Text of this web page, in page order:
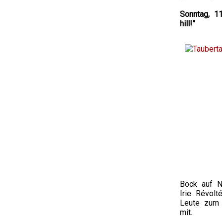
Sonntag,
hill!”
Bock auf
Irie
Leute
mit.